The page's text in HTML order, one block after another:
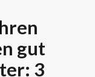
gut
3